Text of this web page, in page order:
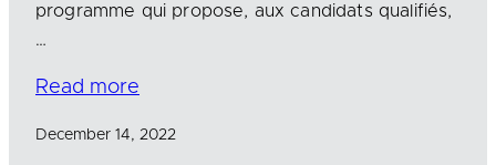
programme qui propose, aux candidats qualifiés,
…
Read more
December 14, 2022